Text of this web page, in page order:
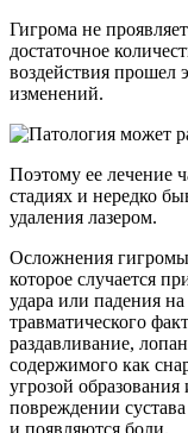
Гигрома не
достаточное
воздействия прошел
изменений.
Поэтому ее лечение
стадиях и нередко
удаления лазером.
Осложнения гигромы
которое случается
удара или падения
травматического
раздавливание,
содержимого как
угрозой
повреждении
и появляются боли.